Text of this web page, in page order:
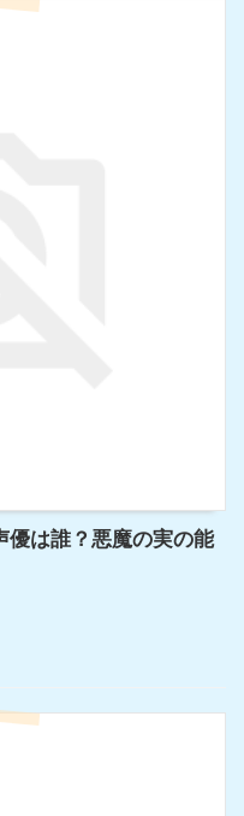
優は誰？悪魔の実の能